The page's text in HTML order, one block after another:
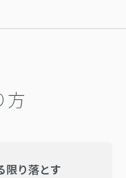
方
限り落とす